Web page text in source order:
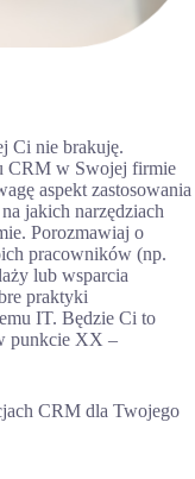
Ci nie brakuję.
CRM w Swojej firmie
aspekt zastosowania
jakich narzędziach
Porozmawiaj o
pracowników (np.
lub wsparcia
praktyki
IT. Będzie Ci to
punkcie XX –
CRM dla Twojego